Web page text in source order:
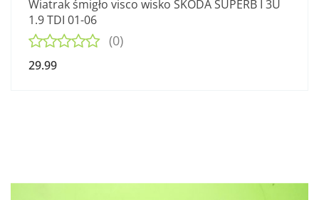
Wiatrak śmigło visco wisko SKODA SUPERB I 3U
1.9 TDI 01-06
(0)
29.99